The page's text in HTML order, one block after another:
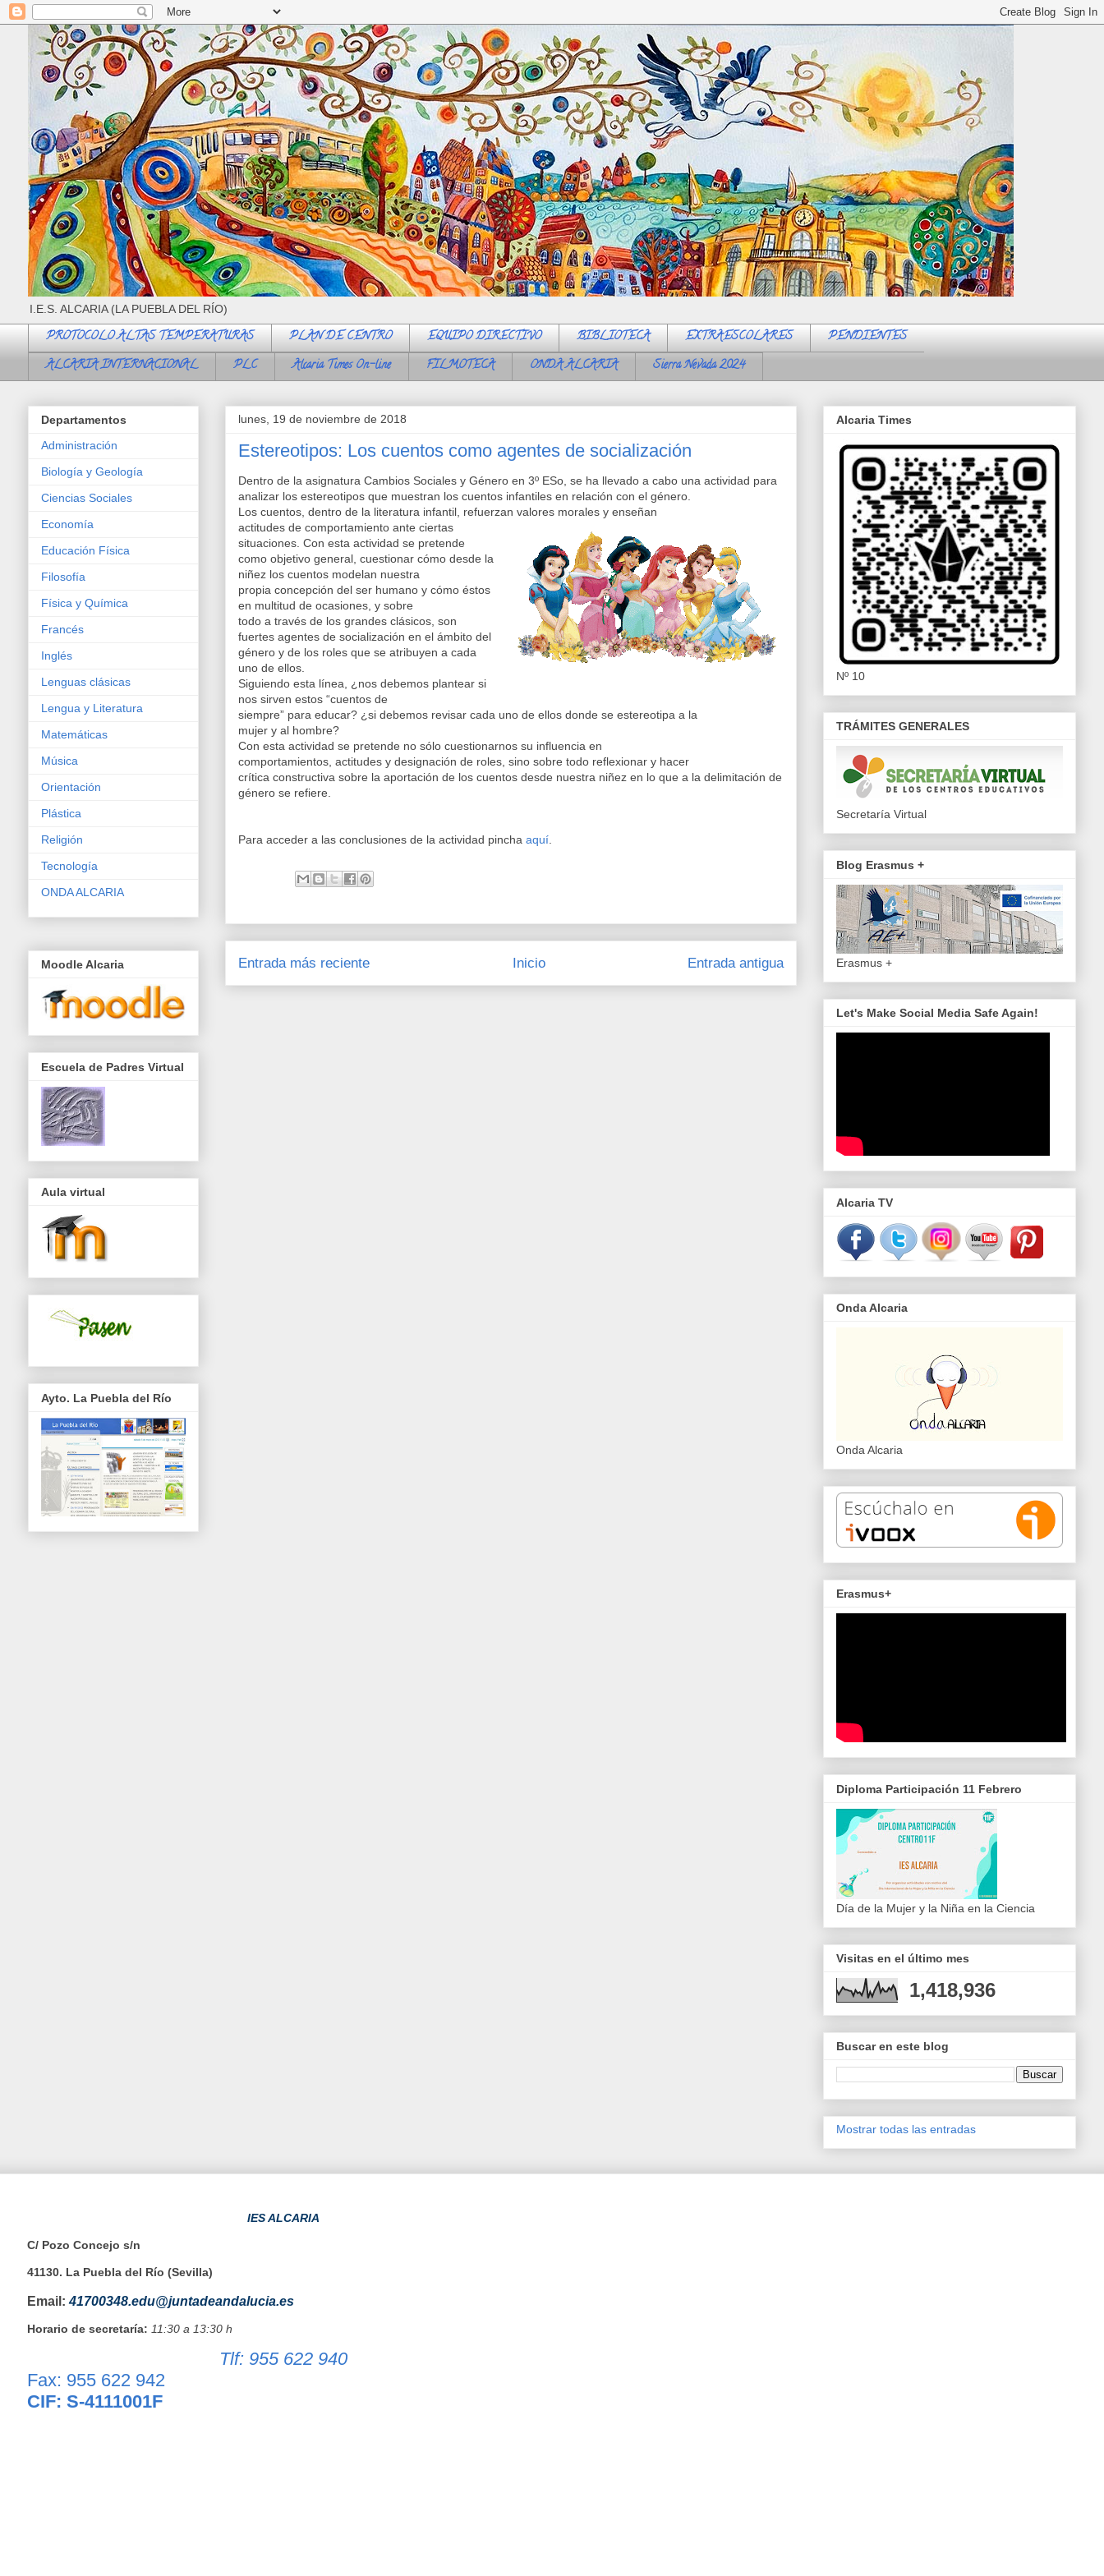
I.E.S. ALCARIA (LA PUEBLA DEL RÍO)
PROTOCOLO ALTAS TEMPERATURAS PLAN DE CENTRO EQUIPO DIRECTIVO BIBLIOTECA EXTRAESCOLARES
PENDIENTES
ALCARIA INTERNACIONAL
PLC Alcaria Times On-line FILMOTECA ONDA ALCARIA Sierra Nevada 2024
lunes, 19 de noviembre de 2018
Estereotipos: Los cuentos como agentes de socialización
Dentro de la asignatura Cambios Sociales y Género en 3º ESo, se ha llevado a cabo una actividad para
analizar los estereotipos que muestran los cuentos infantiles en relación con el género.
Los cuentos, dentro de la literatura infantil, refuerzan valores morales y enseñan
actitudes de comportamiento ante ciertas
situaciones. Con esta actividad se pretende
como objetivo general, cuestionar cómo desde la
niñez los cuentos modelan nuestra
propia concepción del ser humano y cómo éstos
en multitud de ocasiones, y sobre
todo a través de los grandes clásicos, son
fuertes agentes de socialización en el ámbito del
género y de los roles que se atribuyen a cada
uno de ellos.
Siguiendo esta línea, ¿nos debemos plantear si
nos sirven estos “cuentos de
siempre” para educar? ¿si debemos revisar cada uno de ellos donde se estereotipa a la
mujer y al hombre?
Con esta actividad se pretende no sólo cuestionarnos su influencia en
comportamientos, actitudes y designación de roles, sino sobre todo reflexionar y hacer
crítica constructiva sobre la aportación de los cuentos desde nuestra niñez en lo que a la delimitación de
género se refiere.
Para acceder a las conclusiones de la actividad pincha aquí
Entrada más reciente Entrada antigua
Inicio
Departamentos
Administración
Biología y Geología
Ciencias Sociales
Economía
Educación Física
Filosofía
Física y Química
Francés
Inglés
Lenguas clásicas
Lengua y Literatura
Matemáticas
Música
Orientación
Plástica
Religión
Tecnología
ONDA ALCARIA
Moodle Alcaria
Escuela de Padres Virtual
Aula virtual
Ayto. La Puebla del Río
Alcaria Times
Nº 10
TRÁMITES GENERALES
Secretaría Virtual
Blog Erasmus +
Erasmus +
Let's Make Social Media Safe Again!
Alcaria TV
Onda Alcaria
Onda Alcaria
Erasmus+
Diploma Participación 11 Febrero
Día de la Mujer y la Niña en la Ciencia
Visitas en el último mes
1,418,936
Buscar en este blog
Mostrar todas las entradas
IES ALCARIA
C/ Pozo Concejo s/n
41130. La Puebla del Río (Sevilla)
Email:41700348.edu@juntadeandalucia.es
Horario de secretaría: 11:30 a 13:30 h
Tlf: 955 622 940
Fax: 955 622 942
CIF: S-4111001F